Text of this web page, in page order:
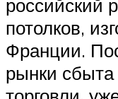
российский
потолков,
Франции.
рынки